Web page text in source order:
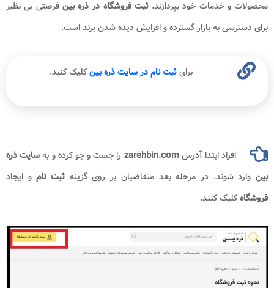
محصولات و خدمات خود بپردازند.ثبت فروشگاه در ذره بینفرصتی بی نظیر
برای دسترسی به بازار گسترده و افزایش دیده شدن برند است.
برایثبت نام در سایت ذره بینکلیک کنید.
افراد ابتدا آدرسzarehbin.com ​ را جست و جو کرده و بهسایت ذره
بین وارد شوند. در مرحله بعد متقاضیان بر روی گزینه ثبت نامو ایجاد
فروشگاهکلیک کنند.